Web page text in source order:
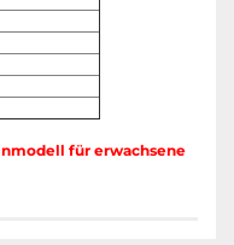
für erwachsene